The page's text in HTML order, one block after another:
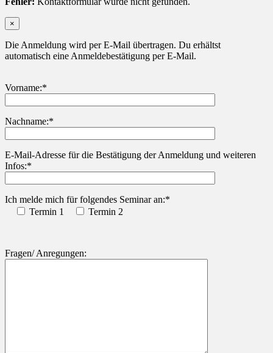
×
Die Anmeldung wird per E-Mail übertragen. Du erhältst
automatisch eine Anmeldebestätigung per E-Mail.
Vorname:*
Nachname:*
Bitte lasse dieses Feld leer.
E-Mail-Adresse für die Bestätigung der Anmeldung und weiteren
Infos:*
Ich melde mich für folgendes Seminar an:*
Termin 1
Termin 2
Fragen/ Anregungen: